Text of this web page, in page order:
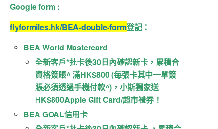
Google form :
flyformiles.hk/BEA-double-form登記：
BEA World Mastercard
全新客戶*批卡後30日內確認新卡，累積合
資格簽賬^ 滿HK$800 (每張卡其中一單簽
賬必須透過手機付款^)，小斯獨家送
HK$800Apple Gift Card/超市禮券！
BEA GOAL信用卡